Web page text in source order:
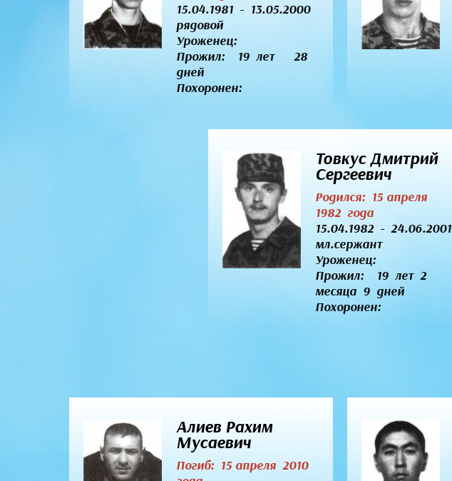
15.04.1981 - 13.05.2000
рядовой
Уроженец:
Прожил: 19 лет 28
дней
Похоронен:
Товкус Дмитрий
Сергеевич
Родился: 15 апреля
1982 года
15.04.1982 - 24.06.2001
мл.сержант
Уроженец:
Прожил: 19 лет 2
месяца 9 дней
Похоронен:
Алиев Рахим
Мусаевич
Погиб: 15 апреля 2010